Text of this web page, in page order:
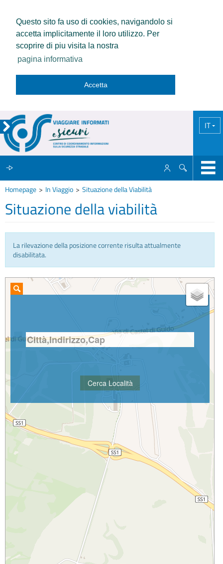
Questo sito fa uso di cookies, navigandolo si
accetta implicitamente il loro utilizzo. Per
scoprire di piu visita la nostra
pagina informativa
Accetta
IT
IL CCISS
INFO E MEDIA
IN VIAGGIO
Homepage In Viaggio Situazione della Viabilità
Situazione della viabilità
La rilevazione della posizione corrente risulta attualmente
disabilitata.